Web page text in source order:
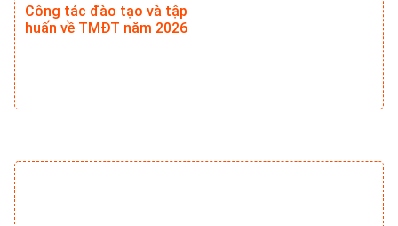
Công tác đào tạo và tập
huấn về TMĐT năm 2026